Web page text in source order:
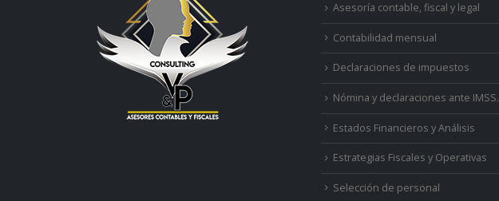
Asesoría contable, fiscal y legal
Contabilidad mensual
Declaraciones de impuestos
Nómina y declaraciones ante IMSS.
Estados Financieros y Análisis
Estrategias Fiscales y Operativas
Selección de personal